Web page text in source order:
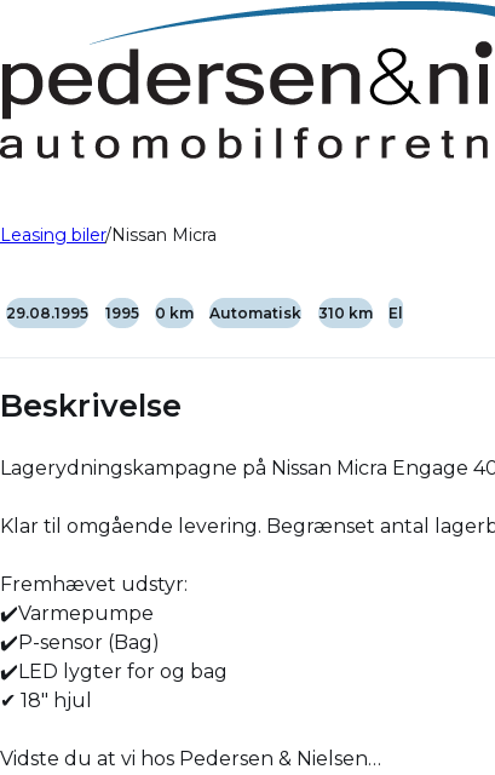
Leasing biler Nissan Micra
29.08.1995 1995 0 km Automatisk 310 km El
Beskrivelse
Lagerydningskampagne på Nissan Micra Engage
Klar til omgående levering. Begrænset antal
Fremhævet udstyr:
✔️Varmepumpe
✔️P-sensor (Bag)
✔️LED lygter for og bag
✔ 18" hjul
Vidste du at vi hos Pedersen & Nielsen…